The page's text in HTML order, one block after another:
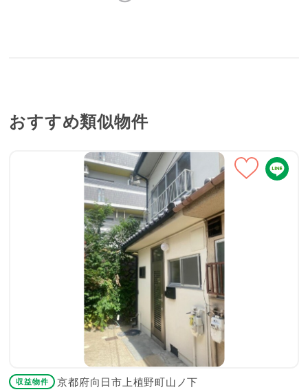
おすすめ類似物件
収益物件 京都府向日市上植野町山ノ下